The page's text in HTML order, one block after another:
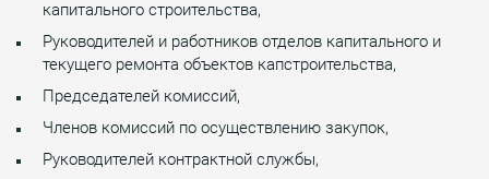
капитального строительства,
Руководителей и работников отделов капитального и
текущего ремонта объектов капстроительства,
Председателей комиссий,
Членов комиссий по осуществлению закупок,
Руководителей контрактной службы,